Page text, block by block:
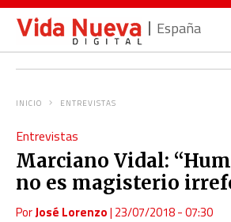
España
INICIO ENTREVISTAS
Entrevistas
Marciano Vidal:
no es magisterio
PorJosé Lorenzo| 23/07/2018 - 07:30